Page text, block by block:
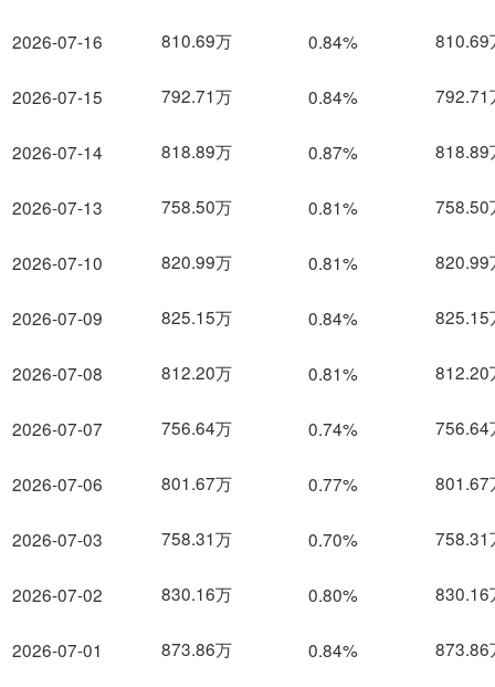
2026-07-16
2026-07-15
2026-07-14
2026-07-13
2026-07-10
2026-07-09
2026-07-08
2026-07-07
2026-07-06
2026-07-03
2026-07-02
2026-07-01
810.69万 0.84% 810.69
792.71万 0.84% 792.71
818.89万 0.87% 818.89
758.50万 0.81% 758.50
820.99万 0.81% 820.99
825.15万 0.84% 825.15
812.20万 0.81% 812.20
756.64万 0.74% 756.64
801.67万 0.77% 801.67
758.31万 0.70% 758.31
830.16万 0.80% 830.16
873.86万 0.84% 873.86